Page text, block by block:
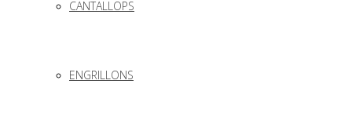
CANTALLOPS
ENGRILLONS